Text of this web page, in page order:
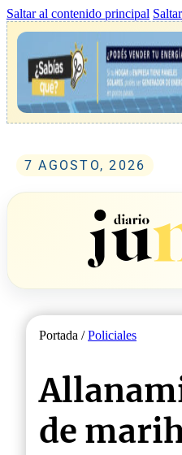
Saltar al contenido principal
7 AGOSTO, 2026
Portada /Policiales
de